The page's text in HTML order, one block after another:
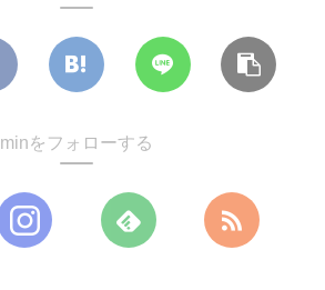
minをフォローする